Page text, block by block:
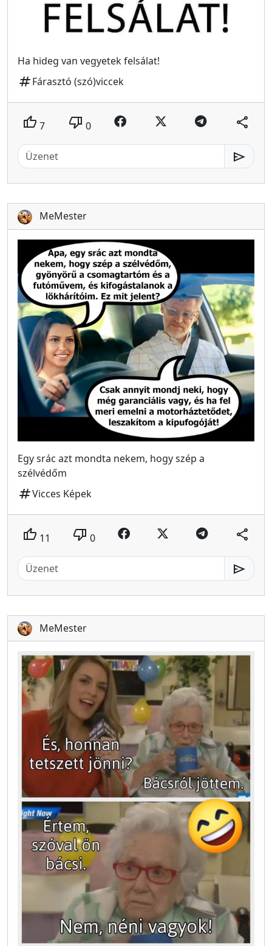
Ha hideg van vegyetek felsálat!
tagFárasztó (szó)viccek
thumb_up 7 thumb_down 0 share
send
MeMester
Egy srác azt mondta nekem, hogy szép a
szélvédőm
tagVicces Képek
thumb_up 11 thumb_down 0 share
send
MeMester